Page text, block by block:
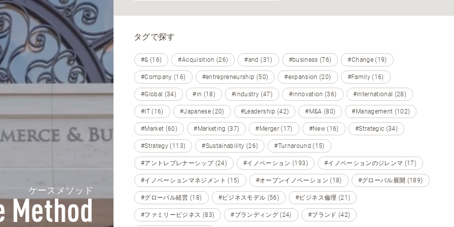
ケースメソッド
Method
タグで探す
#& (16) #Acquisition (26) #and (31) #business (76) #Change (19)
#Company (16) #entrepreneurship (50) #expansion (20) #Family (16)
#Global (34) #in (18) #industry (47) #innovation (36) #international (28)
#IT (16) #Japanese (20) #Leadership (42) #M&A (80) #Management (102)
#Market (60) #Marketing (37) #Merger (17) #New (16) #Strategic (34)
#Strategy (113) #Sustainability (26) #Turnaround (15)
#アントレプレナーシップ (24) #イノベーション (193) #イノベーションのジレンマ (17)
#イノベーションマネジメント (15) #オープンイノベーション (18) #グローバル展開 (189)
#グローバル経営 (18) #ビジネスモデル (56) #ビジネス倫理 (21)
#ファミリービジネス (83) #ブランディング (24) #ブランド (42)